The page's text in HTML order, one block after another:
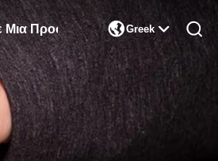
Μια Προσφορά Greek 